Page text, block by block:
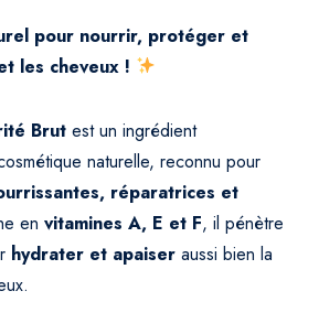
pour nourrir, protéger et
les cheveux !
Brut est un ingrédient
naturelle, reconnu pour
réparatrices et
en vitamines A, E et F, il pénètre
hydrater et apaiser aussi bien la